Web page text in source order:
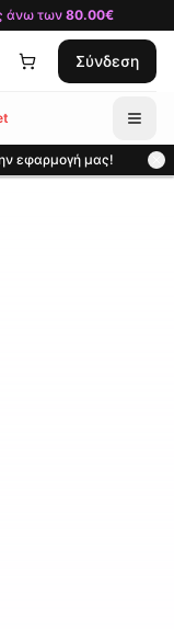
άνω των 80.00€
Σύνδεση
εφαρμογή μας!